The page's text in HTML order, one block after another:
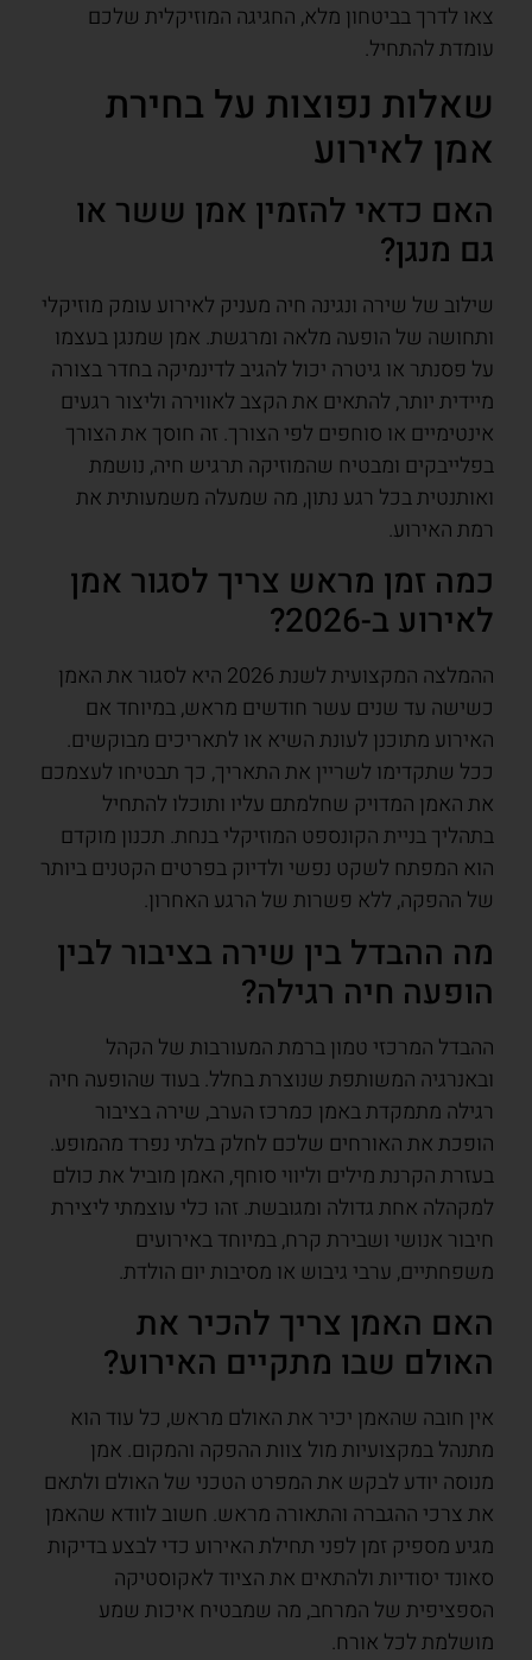
צאו לדרך בביטחון מלא, החגיגה המוזיקלית שלכם
עומדת להתחיל.
שאלות נפוצות על בחירת
אמן לאירוע
האם כדאי להזמין אמן ששר או
גם מנגן?
שילוב של שירה ונגינה חיה מעניק לאירוע עומק מוזיקלי
ותחושה של הופעה מלאה ומרגשת. אמן שמנגן בעצמו
על פסנתר או גיטרה יכול להגיב לדינמיקה בחדר בצורה
מיידית יותר, להתאים את הקצב לאווירה וליצור רגעים
אינטימיים או סוחפים לפי הצורך. זה חוסך את הצורך
בפלייבקים ומבטיח שהמוזיקה תרגיש חיה, נושמת
ואותנטית בכל רגע נתון, מה שמעלה משמעותית את
רמת האירוע.
כמה זמן מראש צריך לסגור אמן
לאירוע ב-2026?
ההמלצה המקצועית לשנת 2026 היא לסגור את האמן
כשישה עד שנים עשר חודשים מראש, במיוחד אם
האירוע מתוכנן לעונת השיא או לתאריכים מבוקשים.
ככל שתקדימו לשריין את התאריך, כך תבטיחו לעצמכם
את האמן המדויק שחלמתם עליו ותוכלו להתחיל
בתהליך בניית הקונספט המוזיקלי בנחת. תכנון מוקדם
הוא המפתח לשקט נפשי ולדיוק בפרטים הקטנים ביותר
של ההפקה, ללא פשרות של הרגע האחרון.
מה ההבדל בין שירה בציבור לבין
הופעה חיה רגילה?
ההבדל המרכזי טמון ברמת המעורבות של הקהל
ובאנרגיה המשותפת שנוצרת בחלל. בעוד שהופעה חיה
רגילה מתמקדת באמן כמרכז הערב, שירה בציבור
הופכת את האורחים שלכם לחלק בלתי נפרד מהמופע.
בעזרת הקרנת מילים וליווי סוחף, האמן מוביל את כולם
למקהלה אחת גדולה ומגובשת. זהו כלי עוצמתי ליצירת
חיבור אנושי ושבירת קרח, במיוחד באירועים
משפחתיים, ערבי גיבוש או מסיבות יום הולדת.
האם האמן צריך להכיר את
האולם שבו מתקיים האירוע?
אין חובה שהאמן יכיר את האולם מראש, כל עוד הוא
מתנהל במקצועיות מול צוות ההפקה והמקום. אמן
מנוסה יודע לבקש את המפרט הטכני של האולם ולתאם
את צרכי ההגברה והתאורה מראש. חשוב לוודא שהאמן
מגיע מספיק זמן לפני תחילת האירוע כדי לבצע בדיקות
סאונד יסודיות ולהתאים את הציוד לאקוסטיקה
הספציפית של המרחב, מה שמבטיח איכות שמע
מושלמת לכל אורח.